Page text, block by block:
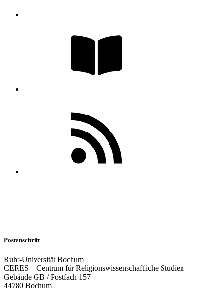
Postanschrift
Ruhr-Universität Bochum
CERES – Centrum für Religionswissenschaftliche Studien
Gebäude GB / Postfach 157
44780 Bochum